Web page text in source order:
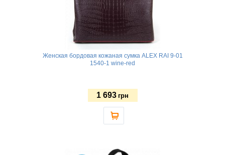
Женская бордовая кожаная сумка ALEX RAI 9-01
1540-1 wine-red
1 693 грн